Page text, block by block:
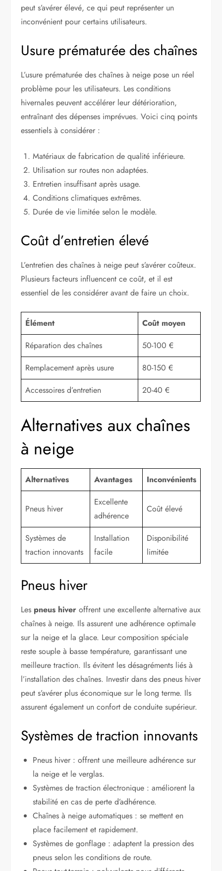
peut s’avérer élevé, ce qui peut représenter un
inconvénient pour certains utilisateurs.
Usure prématurée des chaînes
L’usure prématurée des chaînes à neige pose un réel
problème pour les utilisateurs. Les conditions
hivernales peuvent accélérer leur détérioration,
entraînant des dépenses imprévues. Voici cinq points
essentiels à considérer :
Matériaux de fabrication de qualité inférieure.
Utilisation sur routes non adaptées.
Entretien insuffisant après usage.
Conditions climatiques extrêmes.
Durée de vie limitée selon le modèle.
Coût d’entretien élevé
L’entretien des chaînes à neige peut s’avérer coûteux.
Plusieurs facteurs influencent ce coût, et il est
essentiel de les considérer avant de faire un choix.
Élément
Coût moyen
Réparation des chaînes
50-100 €
Remplacement après usure
80-150 €
Accessoires d’entretien
20-40 €
Alternatives aux chaînes
à neige
Alternatives Avantages Inconvénients
Pneus hiver
Excellente
adhérence
Coût élevé
Systèmes de
traction innovants
Installation
facile
Disponibilité
limitée
Pneus hiver
Les pneus hiver offrent une excellente alternative aux
chaînes à neige. Ils assurent une adhérence optimale
sur la neige et la glace. Leur composition spéciale
reste souple à basse température, garantissant une
meilleure traction. Ils évitent les désagréments liés à
l’installation des chaînes. Investir dans des pneus hiver
peut s’avérer plus économique sur le long terme. Ils
assurent également un confort de conduite supérieur.
Systèmes de traction innovants
Pneus hiver : offrent une meilleure adhérence sur
la neige et le verglas.
Systèmes de traction électronique : améliorent la
stabilité en cas de perte d’adhérence.
Chaînes à neige automatiques : se mettent en
place facilement et rapidement.
Systèmes de gonflage : adaptent la pression des
pneus selon les conditions de route.